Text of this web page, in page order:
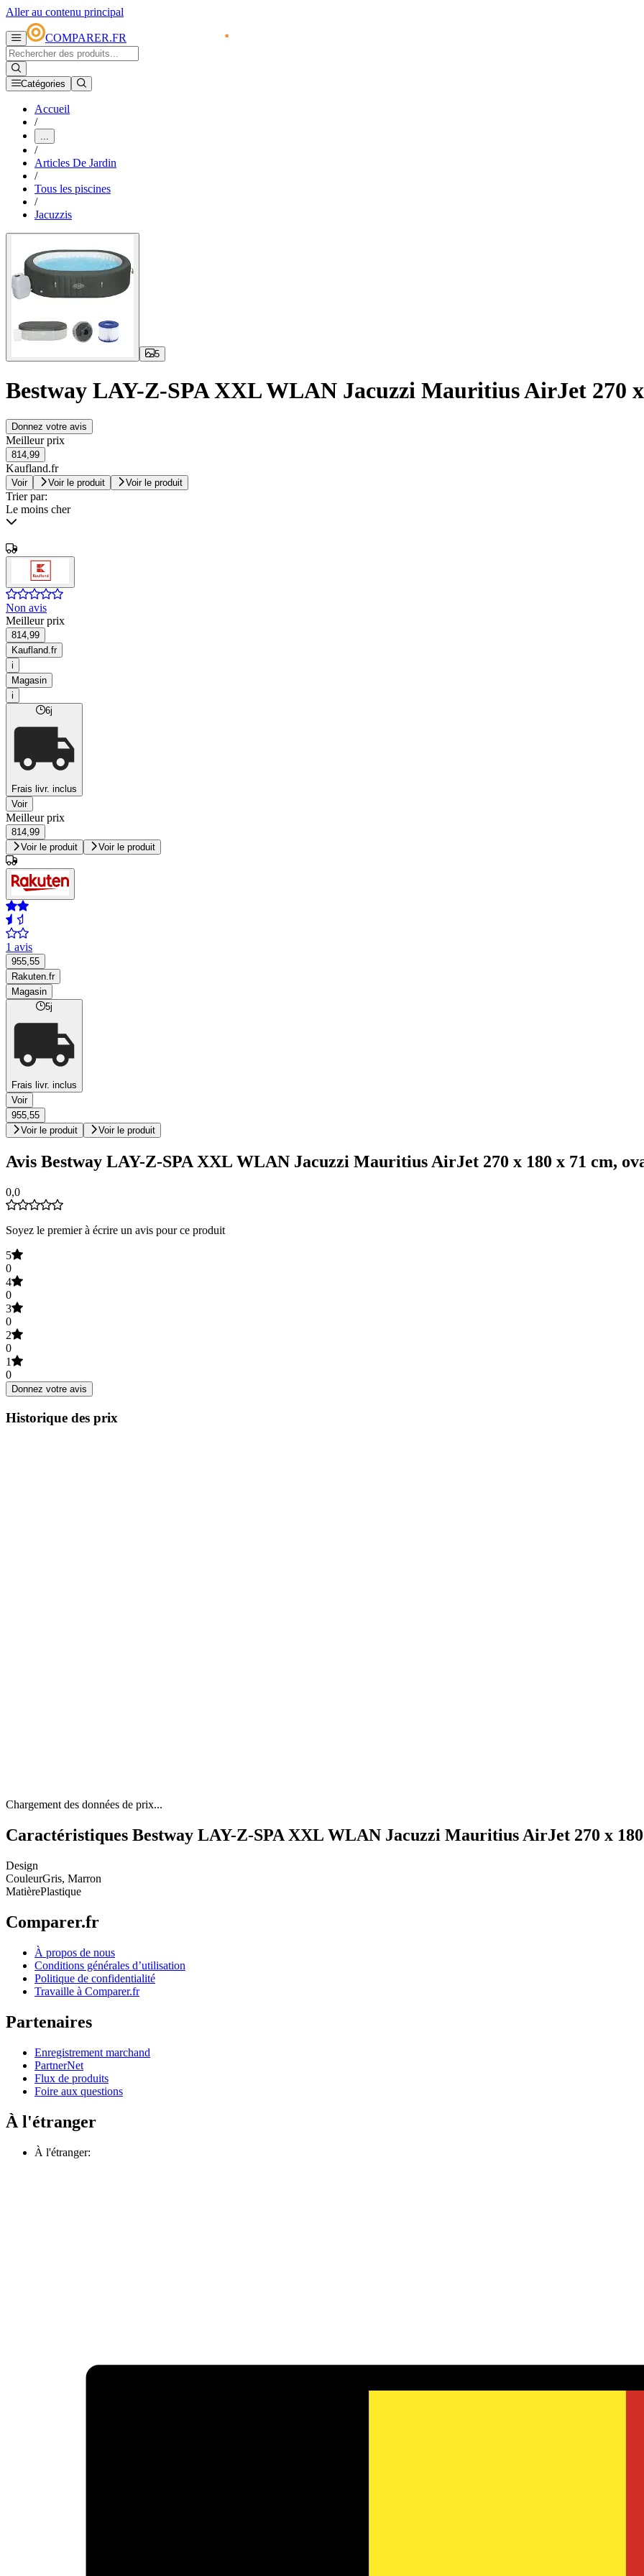
Aller au contenu principal
COMPARER.FR
Catégories
Accueil
/
...
/
Articles De Jardin
/
Tous les piscines
/
Jacuzzis
5
Bestway LAY-Z-SPA XXL WLAN Jacuzzi Mauritius AirJet 270 x
Donnez votre avis
Meilleur prix
814,99
Kaufland.fr
Voir Voir le produit Voir le produit
Trier par:
Le moins cher
Non avis
Meilleur prix
814,99
Kaufland.fr
i
Magasin
i
6j
Frais livr. inclus
Voir
Meilleur prix
814,99
Voir le produit
Voir le produit
1 avis
955,55
Rakuten.fr
Magasin
5j
Frais livr. inclus
Voir
955,55
Voir le produit
Voir le produit
Avis Bestway LAY-Z-SPA XXL WLAN Jacuzzi Mauritius AirJet 270 x 180 x 71 cm,
0,0
Soyez le premier à écrire un avis pour ce produit
5
0
4
0
3
0
2
0
1
0
Donnez votre avis
Historique des prix
Chargement des données de prix...
Caractéristiques Bestway LAY-Z-SPA XXL WLAN Jacuzzi Mauritius AirJet 270 x
Design
CouleurGris, Marron
MatièrePlastique
Comparer.fr
À propos de nous
Conditions générales d’utilisation
Politique de confidentialité
Travaille à Comparer.fr
Partenaires
Enregistrement marchand
PartnerNet
Flux de produits
Foire aux questions
À l'étranger
À l'étranger: